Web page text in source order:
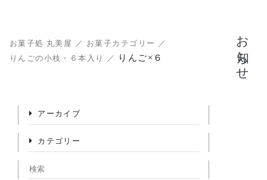
お知らせ
お菓子処 丸美屋 ／ お菓子カテゴリー ／
りんごの小枝・６本入り
／ りんご×６
アーカイブ
カテゴリー